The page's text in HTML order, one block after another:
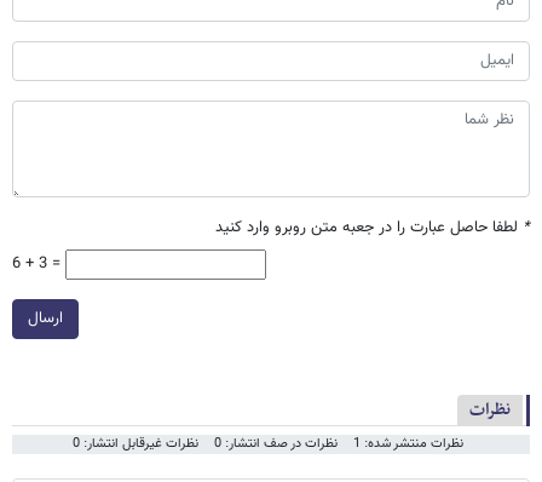
* لطفا حاصل عبارت را در جعبه متن روبرو وارد کنید
6 + 3 =
ارسال
نظرات
نظرات منتشر شده: 1 نظرات در صف انتشار: 0 نظرات غیرقابل انتشار: 0